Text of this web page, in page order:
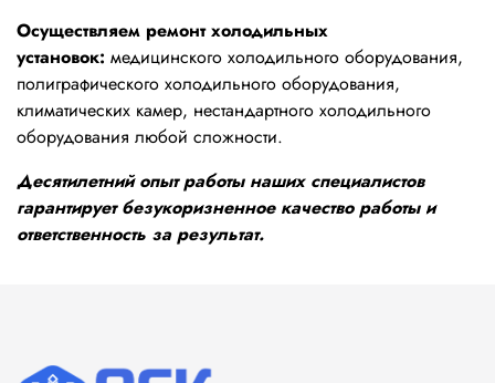
Осуществляем ремонт холодильных
установок: медицинского холодильного оборудования,
полиграфического холодильного оборудования,
климатических камер, нестандартного холодильного
оборудования любой сложности.
Десятилетний опыт работы наших специалистов
гарантирует безукоризненное качество работы и
ответственность за результат.